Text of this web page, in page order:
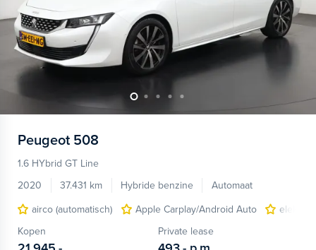
Peugeot 508
1.6 HYbrid GT Line
2020
37.431 km Hybride benzine
Automaat
airco (automatisch)
Apple Carplay/Android Auto
Kopen
Private lease